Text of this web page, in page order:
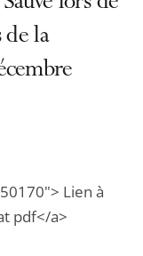
de la
Lien à
pdf</a>